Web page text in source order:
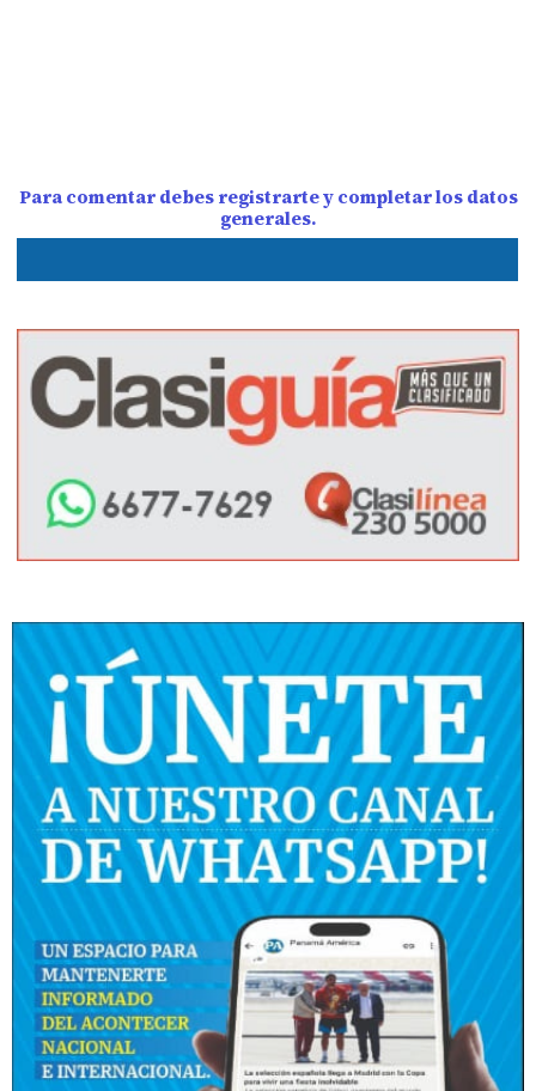
Para comentar debes registrarte y completar los datos
generales.